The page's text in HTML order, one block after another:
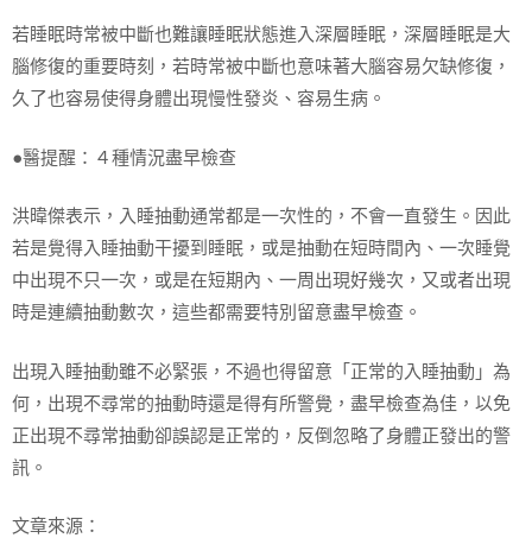
若睡眠時常被中斷也難讓睡眠狀態進入深層睡眠，深層睡眠是大
腦修復的重要時刻，若時常被中斷也意味著大腦容易欠缺修復，
久了也容易使得身體出現慢性發炎、容易生病。
●醫提醒：４種情況盡早檢查
洪暐傑表示，入睡抽動通常都是一次性的，不會一直發生。因此
若是覺得入睡抽動干擾到睡眠，或是抽動在短時間內、一次睡覺
中出現不只一次，或是在短期內、一周出現好幾次，又或者出現
時是連續抽動數次，這些都需要特別留意盡早檢查。
出現入睡抽動雖不必緊張，不過也得留意「正常的入睡抽動」為
何，出現不尋常的抽動時還是得有所警覺，盡早檢查為佳，以免
正出現不尋常抽動卻誤認是正常的，反倒忽略了身體正發出的警
訊。
文章來源：